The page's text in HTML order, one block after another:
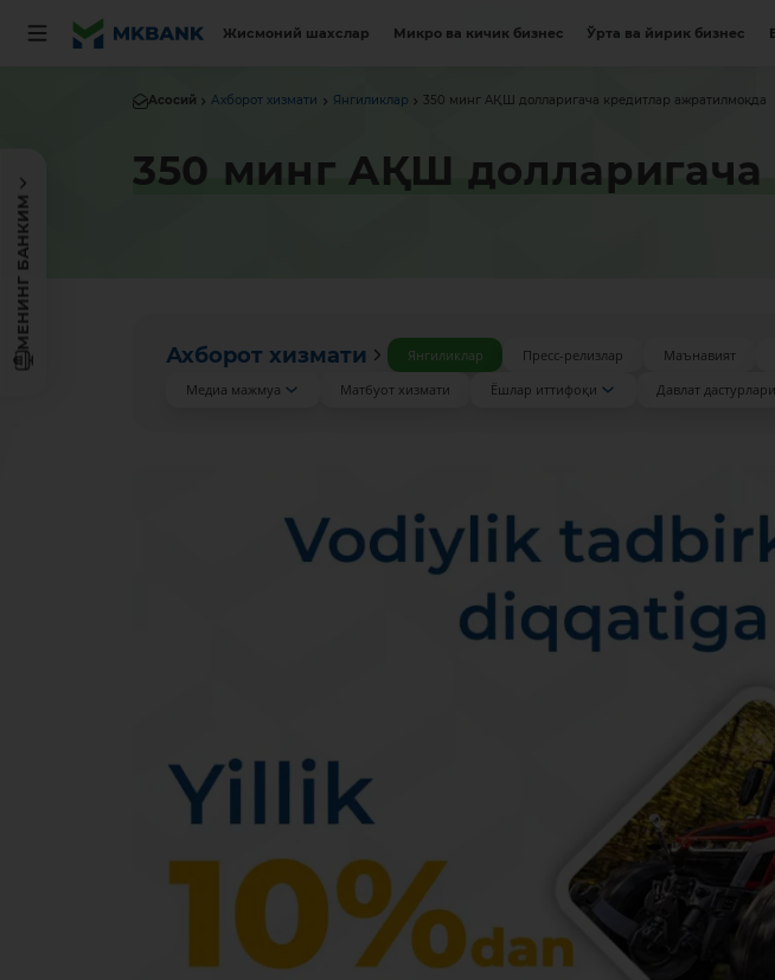
Жисмоний шахслар Микро ва кичик бизнес Ўрта ва йирик бизнес
МЕНИНГ БАНКИМ
Асосий Ахборот хизмати Янгиликлар 350 минг AҚШ долларигача кредитлар ажратилмоқда
350 минг AҚШ
Ахборот хизмати Янгиликлар Пресс-релизлар Маънавият
Медиа мажмуа
Матбуот хизмати Ёшлар иттифоқи Давлат